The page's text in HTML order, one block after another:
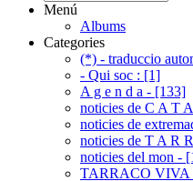
Menú
Albums
Categories
(*) - traduccio
- Qui soc : [1]
A g e n d a - [133]
noticies de C A T
noticies de
noticies de T A R
noticies del mon -
TARRACO VIVA